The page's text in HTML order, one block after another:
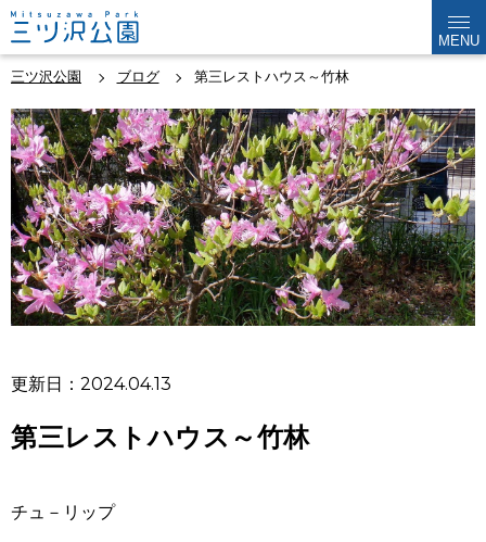
MENU
三ツ沢公園 ブログ 第三レストハウス～竹林
更新日：2024.04.13
第三レストハウス～竹林
チュ－リップ